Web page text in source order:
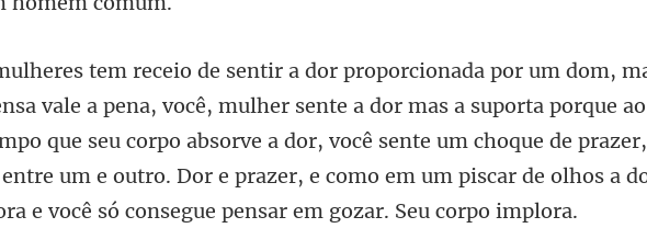
or mas a suporta porque ao
que seu corpo absorve a dor, você sente um choque de prazer,
um e o